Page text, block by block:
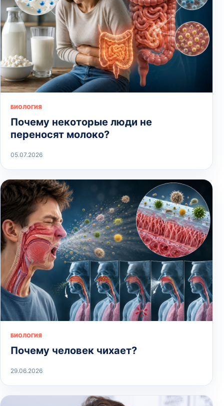
БИОЛОГИЯ
Почему некоторые люди не
переносят молоко?
05.07.2026
БИОЛОГИЯ
Почему человек чихает?
29.06.2026